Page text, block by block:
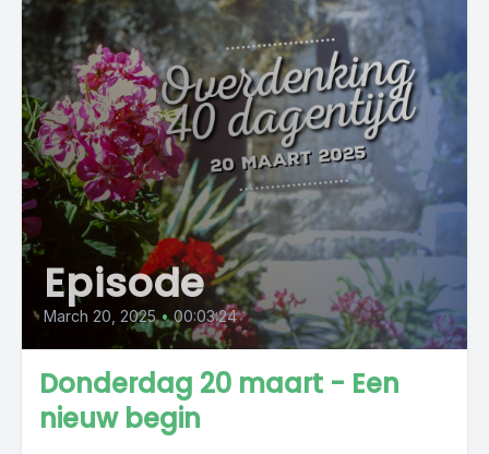
Episode
March 20, 2025 • 00:03:24
Donderdag 20 maart - Een
nieuw begin